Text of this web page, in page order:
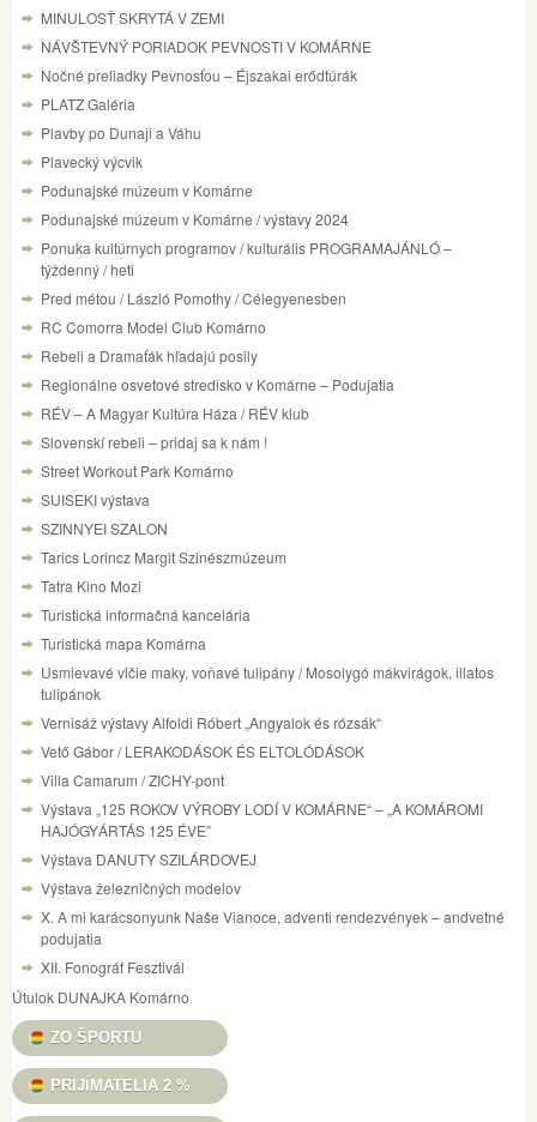
MINULOSŤ SKRYTÁ V ZEMI
NÁVŠTEVNÝ PORIADOK PEVNOSTI V KOMÁRNE
Nočné preliadky Pevnosťou – Éjszakai erődtúrák
PLATZ Galéria
Plavby po Dunaji a Váhu
Plavecký výcvik
Podunajské múzeum v Komárne
Podunajské múzeum v Komárne / výstavy 2024
Ponuka kultúrnych programov / kulturális PROGRAMAJÁNLÓ –
týždenný / heti
Pred métou / László Pomothy / Célegyenesben
RC Comorra Model Club Komárno
Rebeli a Dramaťák hľadajú posily
Regionálne osvetové stredisko v Komárne – Podujatia
RÉV – A Magyar Kultúra Háza / RÉV klub
Slovenskí rebeli – pridaj sa k nám !
Street Workout Park Komárno
SUISEKI výstava
SZINNYEI SZALON
Tarics Lorincz Margit Szinészmúzeum
Tatra Kino Mozi
Turistická informačná kancelária
Turistická mapa Komárna
Usmievavé vlčie maky, voňavé tulipány / Mosolygó mákvirágok, illatos
tulipánok
Vernisáž výstavy Alfoldi Róbert „Angyalok és rózsák“
Vető Gábor / LERAKODÁSOK ÉS ELTOLÓDÁSOK
Villa Camarum / ZICHY-pont
Výstava „125 ROKOV VÝROBY LODÍ V KOMÁRNE“ – „A KOMÁROMI
HAJÓGYÁRTÁS 125 ÉVE”
Výstava DANUTY SZILÁRDOVEJ
Výstava železničných modelov
X. A mi karácsonyunk Naše Vianoce, adventi rendezvények – andvetné
podujatia
XII. Fonográf Fesztivál
Útulok DUNAJKA Komárno
ZO ŠPORTU
PRIJÍMATELIA 2 %